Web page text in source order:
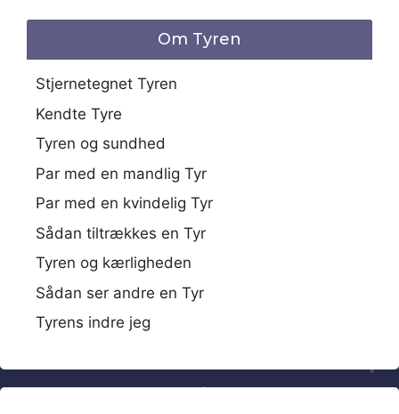
Om Tyren
Stjernetegnet Tyren
Kendte Tyre
Tyren og sundhed
Par med en mandlig Tyr
Par med en kvindelig Tyr
Sådan tiltrækkes en Tyr
Tyren og kærligheden
Sådan ser andre en Tyr
Tyrens indre jeg